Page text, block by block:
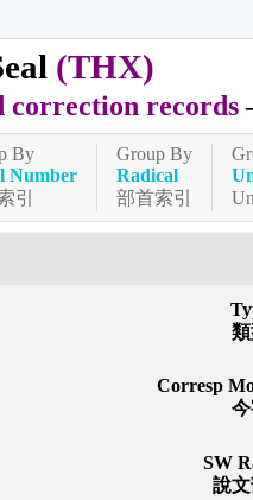
(THX)
correction records
By
Number
引
Group By
Radical
部首索引
Corresp
SW
說